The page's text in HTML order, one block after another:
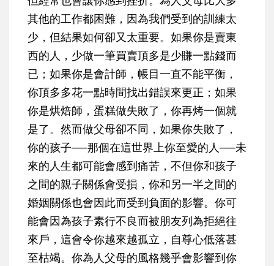
其他的工作都困難，因為我們受到的訓練太
少，但結果如何卻又太重要。如果你是賣東
西的人，少做一筆買賣頂多是少賺一點錢而
已；如果你是會計師，帳目一直不能平衡，
你頂多多花一點時間找出錯誤來更正；如果
你是烘焙師，蛋糕做失敗了，你再烤一個就
是了。然而做父母卻不同，如果你失敗了，
你的孩子──那個在這世界上你至愛的人──未
來的人生都可能會感到痛苦，不但你和孩子
之間的親子關係會受損，你和另一半之間的
婚姻關係也會因此而受到負面的影響。你可
能會因為孩子素行不良而被朋友列為拒絕往
來戶，這會令你越來越孤立，自尊心低落甚
至枯竭。你為人父母的風格幾乎會影響到你